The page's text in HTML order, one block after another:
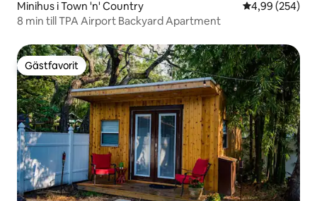
Minihus i Town 'n' Country 4,99 av 5 i
4,99 (254)
8 min till TPA Airport Backyard Apartment
Gästfavorit
Gästfavorit